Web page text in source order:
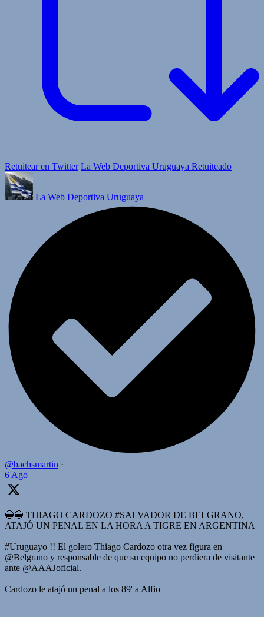
Retuitear en Twitter La Web Deportiva Uruguaya Retuiteado
La Web Deportiva Uruguaya
@bachsmartin ·
6 Ago
🔵🔵 THIAGO CARDOZO #SALVADOR DE BELGRANO,
ATAJÓ UN PENAL EN LA HORA A TIGRE EN ARGENTINA
#Uruguayo !! El golero Thiago Cardozo otra vez figura en
@Belgrano y responsable de que su equipo no perdiera de visitante
ante @AAAJoficial.
Cardozo le atajó un penal a los 89' a Alfio